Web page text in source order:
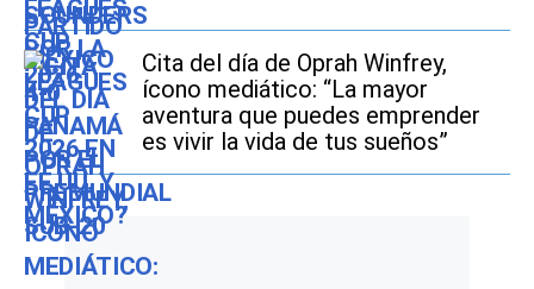
Cita del día de Oprah Winfrey,
ícono mediático: “La mayor
aventura que puedes emprender
es vivir la vida de tus sueños”